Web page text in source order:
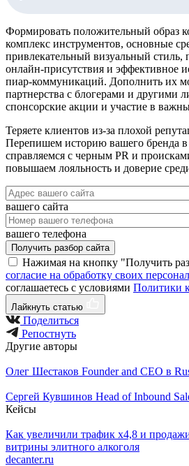
Формировать положительный образ
комплекс инструментов, основные
привлекательный визуальный стиль,
онлайн-присутствия и эффективное
пиар-коммуникаций. Дополнить их
партнерства с блогерами и другими
спонсорские акции и участие в
Теряете клиентов из-за плохой
Перепишем историю вашего бренда в
справляемся с черным PR и
повышаем лояльность и доверие
вашего сайта
вашего телефона
Получить разбор сайта
Нажимая на кнопку "Получить
согласие на обработку своих
соглашаетесь с условиями Политики
Лайкнуть статью
Поделиться
Репостнуть
Другие авторы
Олег Шестаков Founder and CEO в
Сергей Кувшинов Head of Inbound
Кейсы
Как увеличили трафик х4,8 и
витрины элитного алкоголя
decanter.ru